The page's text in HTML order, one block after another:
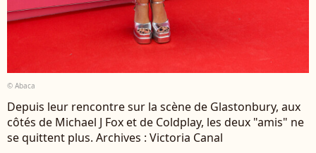
© Abaca
Depuis leur rencontre sur la scène de Glastonbury, aux
côtés de Michael J Fox et de Coldplay, les deux "amis" ne
se quittent plus. Archives : Victoria Canal